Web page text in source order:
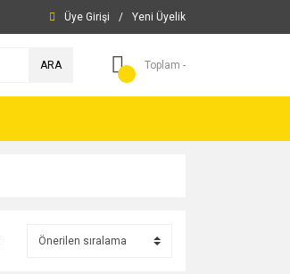
Üye Girişi / Yeni Üyelik
ARA Toplam -